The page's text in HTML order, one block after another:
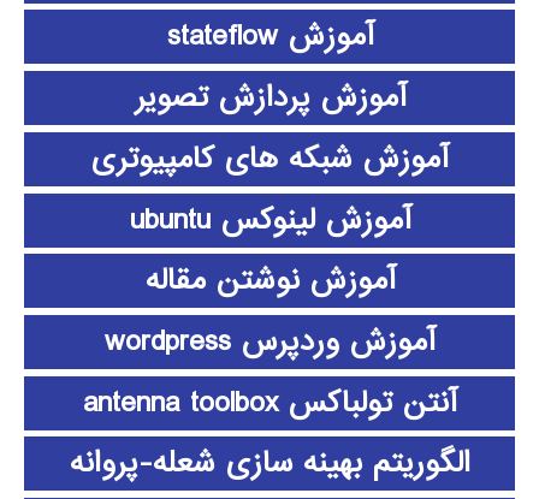
آموزش stateflow
آموزش پردازش تصویر
آموزش شبکه های کامپیوتری
آموزش لینوکس ubuntu
آموزش نوشتن مقاله
آموزش وردپرس wordpress
آنتن تولباکس antenna toolbox
الگوریتم بهینه سازی شعله-پروانه